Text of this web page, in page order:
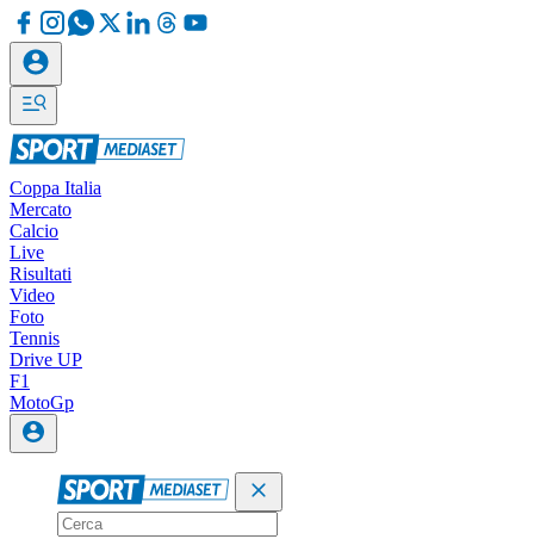
Coppa Italia
Mercato
Calcio
Live
Risultati
Video
Foto
Tennis
Drive UP
F1
MotoGp